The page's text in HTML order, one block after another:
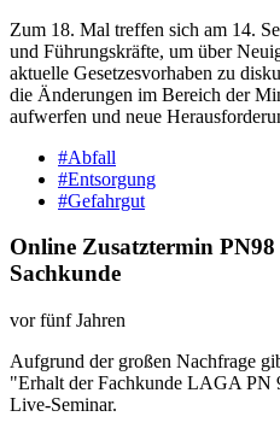
Zum 18. Mal treffen sich am 14.
und Führungskräfte, um über
aktuelle Gesetzesvorhaben zu
die Änderungen im Bereich der
aufwerfen und neue
#Abfall
#Entsorgung
#Gefahrgut
Online Zusatztermin
Sachkunde
vor fünf Jahren
Aufgrund der großen Nachfrage
"Erhalt der Fachkunde LAGA PN
Live-Seminar.